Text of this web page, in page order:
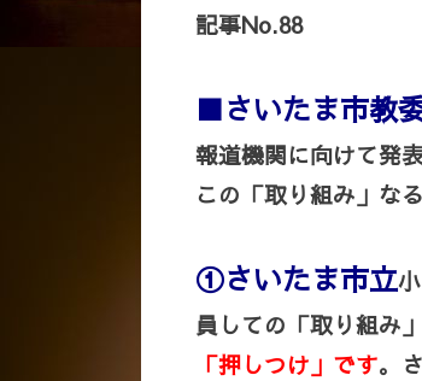
記事No.88
■さいたま市教
報道機関に向けて発
この「取り組み」な
①さいたま市立
員しての「取り組み
「押しつけ」です。